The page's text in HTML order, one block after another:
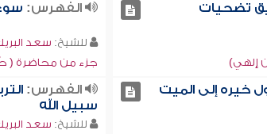
تضحيات
إلهي)
الفهرس:
للشيخ: سعد
جزء من محاضرة (
خيره إلى الميت الفهرس:
سبيل الله
للشيخ: سعد